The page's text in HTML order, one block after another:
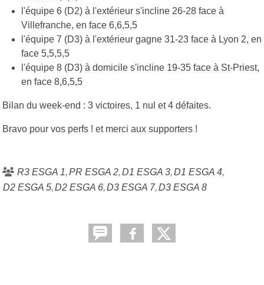
l'équipe 6 (D2) à l'extérieur s'incline 26-28 face à
Villefranche, en face 6,6,5,5
l'équipe 7 (D3) à l'extérieur gagne 31-23 face à Lyon 2, en
face 5,5,5,5
l'équipe 8 (D3) à domicile s'incline 19-35 face à St-Priest,
en face 8,6,5,5
Bilan du week-end : 3 victoires, 1 nul et 4 défaites.
Bravo pour vos perfs ! et merci aux supporters !
R3 ESGA 1 PR ESGA 2 D1 ESGA 3 D1 ESGA 4
D2 ESGA 5 D2 ESGA 6 D3 ESGA 7 D3 ESGA 8